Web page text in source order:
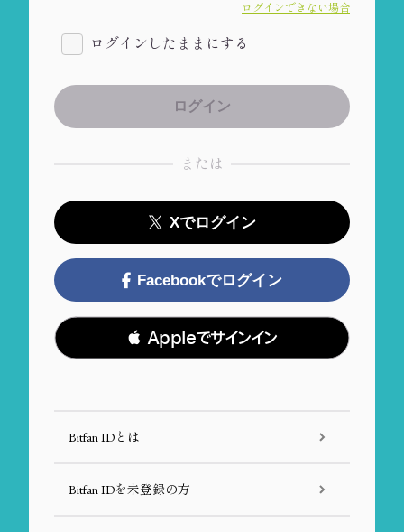
ログインできない場合
ログインしたままにする
または
Xでログイン
Facebookでログイン
 Appleでサインイン
Bitfan IDとは
Bitfan IDを未登録の方